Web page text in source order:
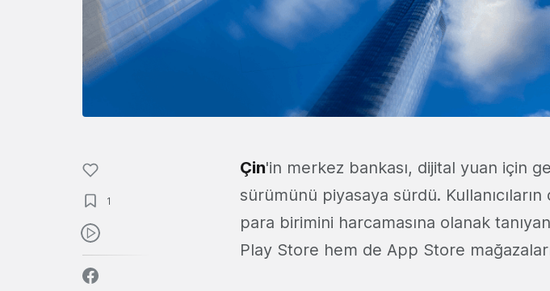
1
Çin'in merkez bankası, dijital yuan için
sürümünü piyasaya sürdü.
para birimini harcamasına olanak
Play Store hem de App Store